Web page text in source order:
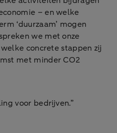
– en welke
‘duurzaam’ mogen
we met onze
concrete stappen zij
met minder CO2
voor bedrijven.”